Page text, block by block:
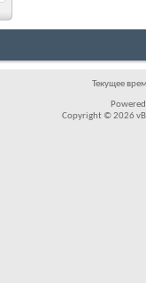
Текущее
Copyright © 2026